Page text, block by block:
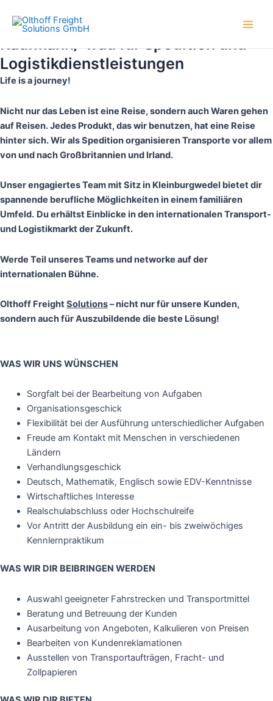
Inhalt
springen
zum/zur
Kaufmann/-frau für Spedition und
Logistikdienstleistungen
Life is a journey!
Nicht nur das Leben ist eine Reise, sondern auch Waren gehen
auf Reisen. Jedes Produkt, das wir benutzen, hat eine Reise
hinter sich. Wir als Spedition organisieren Transporte vor allem
von und nach Großbritannien und Irland.
Unser engagiertes Team mit Sitz in Kleinburgwedel bietet dir
spannende berufliche Möglichkeiten in einem familiären
Umfeld. Du erhältst Einblicke in den internationalen Transport-
und Logistikmarkt der Zukunft.
Werde Teil unseres Teams und networke auf der
internationalen Bühne.
Olthoff FreightSolutions– nicht nur für unsere Kunden,
sondern auch für Auszubildende die beste Lösung!
WAS WIR UNS WÜNSCHEN
Sorgfalt bei der Bearbeitung von Aufgaben
Organisationsgeschick
Flexibilität bei der Ausführung unterschiedlicher Aufgaben
Freude am Kontakt mit Menschen in verschiedenen
Ländern
Verhandlungsgeschick
Deutsch, Mathematik, Englisch sowie EDV-Kenntnisse
Wirtschaftliches Interesse
Realschulabschluss oder Hochschulreife
Vor Antritt der Ausbildung ein ein- bis zweiwöchiges
Kennlernpraktikum
WAS WIR DIR BEIBRINGEN WERDEN
Auswahl geeigneter Fahrstrecken und Transportmittel
Beratung und Betreuung der Kunden
Ausarbeitung von Angeboten, Kalkulieren von Preisen
Bearbeiten von Kundenreklamationen
Ausstellen von Transportaufträgen, Fracht- und
Zollpapieren